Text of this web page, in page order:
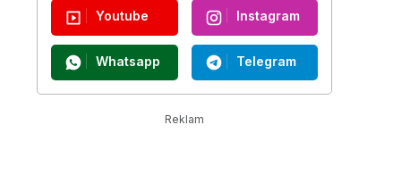
Youtube Instagram
Whatsapp Telegram
Reklam